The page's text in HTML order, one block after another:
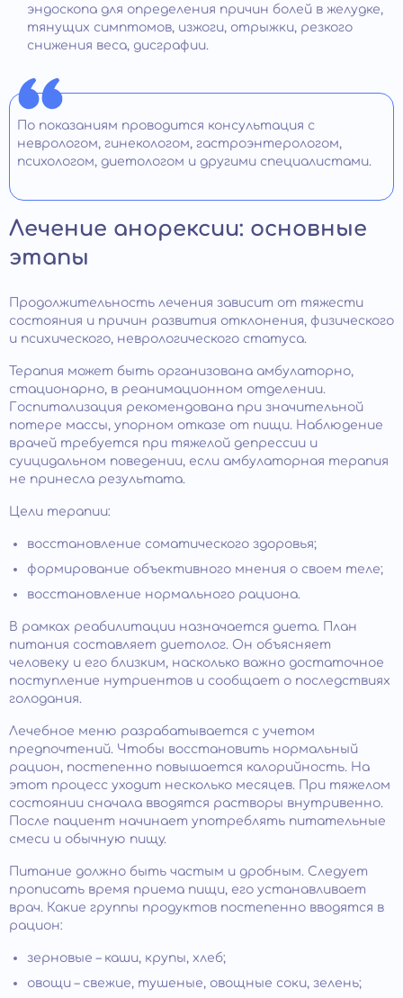
эндоскопа для определения причин болей в желудке,
тянущих симптомов, изжоги, отрыжки, резкого
снижения веса, дисграфии.
По показаниям проводится консультация с
неврологом, гинекологом, гастроэнтерологом,
психологом, диетологом и другими специалистами.
Лечение анорексии: основные
этапы
Продолжительность лечения зависит от тяжести
состояния и причин развития отклонения, физического
и психического, неврологического статуса.
Терапия может быть организована амбулаторно,
стационарно, в реанимационном отделении.
Госпитализация рекомендована при значительной
потере массы, упорном отказе от пищи. Наблюдение
врачей требуется при тяжелой депрессии и
суицидальном поведении, если амбулаторная терапия
не принесла результата.
Цели терапии:
восстановление соматического здоровья;
формирование объективного мнения о своем теле;
восстановление нормального рациона.
В рамках реабилитации назначается диета. План
питания составляет диетолог. Он объясняет
человеку и его близким, насколько важно достаточное
поступление нутриентов и сообщает о последствиях
голодания.
Лечебное меню разрабатывается с учетом
предпочтений. Чтобы восстановить нормальный
рацион, постепенно повышается калорийность. На
этот процесс уходит несколько месяцев. При тяжелом
состоянии сначала вводятся растворы внутривенно.
После пациент начинает употреблять питательные
смеси и обычную пищу.
Питание должно быть частым и дробным. Следует
прописать время приема пищи, его устанавливает
врач. Какие группы продуктов постепенно вводятся в
рацион:
зерновые – каши, крупы, хлеб;
овощи – свежие, тушеные, овощные соки, зелень;